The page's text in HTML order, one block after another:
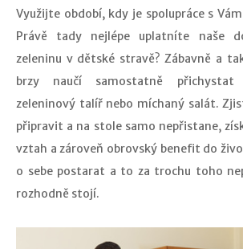
Využijte období, kdy je spolupráce s
Právě tady nejlépe uplatníte naše
zeleninu v dětské stravě? Zábavně a
brzy naučí samostatně přichystat
zeleninový talíř nebo míchaný salát.
připravit a na stole samo nepřistane,
vztah a zároveň obrovský benefit do
o sebe postarat a to za trochu toho
rozhodně stojí.